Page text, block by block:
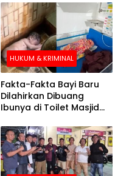
Crusher
HUKUM & KRIMINAL
Fakta-Fakta Bayi Baru
Dilahirkan Dibuang
Ibunya di Toilet Masjid